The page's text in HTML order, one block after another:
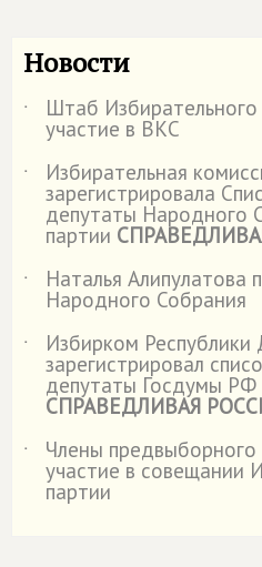
Новости
˙ Штаб
участие в ВКС
˙
Избирательная
зарегистрировала
депутаты Народного
партии
˙
Наталья Алипулатова
Народного Собрания
˙
Избирком Республики
зарегистрировал
депутаты Госдумы РФ
СПРАВЕДЛИВАЯ
˙
Члены
участие в совещании
партии